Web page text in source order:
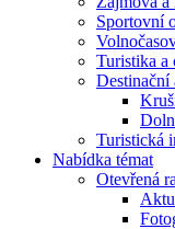
Sportovní
Turistika a
Destinační
Turistická
Nabídka témat
Otevřená